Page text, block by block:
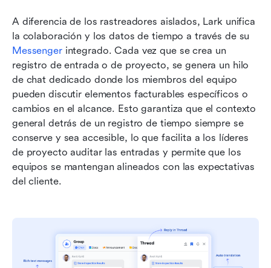
A diferencia de los rastreadores aislados, Lark unifica
Messenger integrado. Cada vez que se crea un
registro de entrada o de proyecto, se genera un hilo
de chat dedicado donde los miembros del equipo
pueden discutir elementos facturables específicos o
cambios en el alcance. Esto garantiza que el contexto
general detrás de un registro de tiempo siempre se
conserve y sea accesible, lo que facilita a los líderes
de proyecto auditar las entradas y permite que los
equipos se mantengan alineados con las expectativas
del cliente.